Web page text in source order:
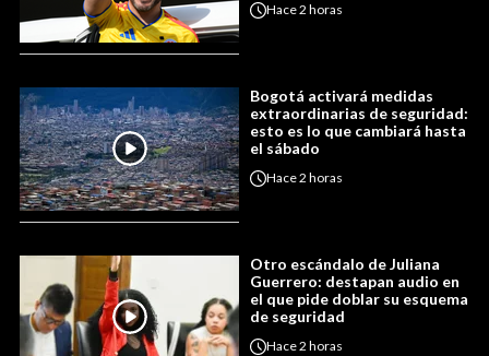
Hace2 horas
Bogotá activará medidas
extraordinarias de seguridad:
esto es lo que cambiará hasta
el sábado
Hace2 horas
Otro escándalo de Juliana
Guerrero: destapan audio en
el que pide doblar su esquema
de seguridad
Hace2 horas